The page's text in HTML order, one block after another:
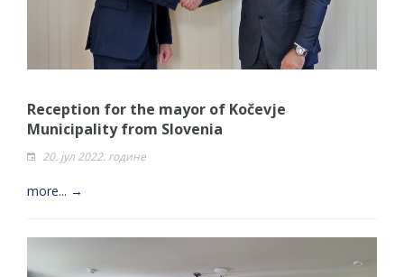
Reception for the mayor of Kočevje
Municipality from Slovenia
20. јул 2022. године
more... →